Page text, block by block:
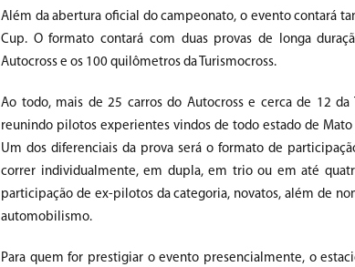
Além da abertura oficial do campeonato, o evento contará
Cup. O formato contará com duas provas de longa
Autocross e os 100 quilômetros da Turismocross.
Ao todo, mais de 25 carros do Autocross e cerca de 12 da
reunindo pilotos experientes vindos de todo estado de
Um dos diferenciais da prova será o formato de
correr individualmente, em dupla, em trio ou em até
participação de ex-pilotos da categoria, novatos, além de
automobilismo.
Para quem for prestigiar o evento presencialmente, o